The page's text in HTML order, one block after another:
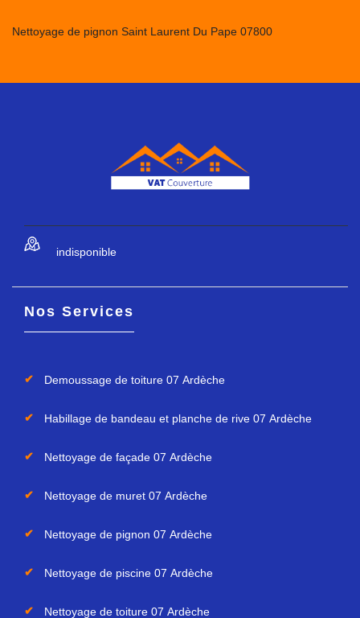
Nettoyage de pignon Saint Laurent Du Pape 07800
indisponible
Nos Services
Demoussage de toiture 07 Ardèche
Habillage de bandeau et planche de rive 07 Ardèche
Nettoyage de façade 07 Ardèche
Nettoyage de muret 07 Ardèche
Nettoyage de pignon 07 Ardèche
Nettoyage de piscine 07 Ardèche
Nettoyage de toiture 07 Ardèche